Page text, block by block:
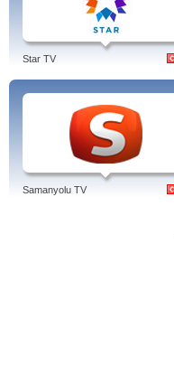
Star TV
Samanyolu TV